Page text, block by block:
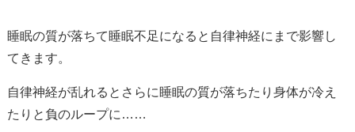
睡眠の質が落ちて睡眠不足になると自律神経にまで影響し
てきます。
自律神経が乱れるとさらに睡眠の質が落ちたり身体が冷え
たりと負のループに……